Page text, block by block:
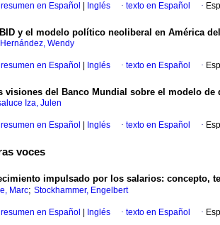
resumen en Español Inglés · texto en Español ·
y el modelo político neoliberal en América
Wendy
resumen en Español Inglés · texto en Español ·
visiones del Banco Mundial sobre el modelo de
Iza, Julen
resumen en Español Inglés · texto en Español ·
voces
impulsado por los salarios: concepto,
Marc; Stockhammer, Engelbert
resumen en Español Inglés · texto en Español ·